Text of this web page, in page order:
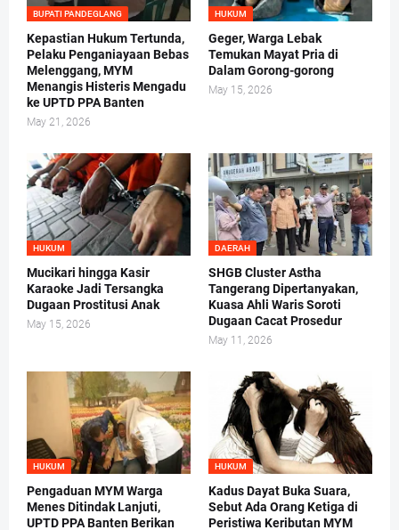
BUPATI PANDEGLANG
Kepastian Hukum Tertunda,
Pelaku Penganiayaan Bebas
Melenggang, MYM
Menangis Histeris Mengadu
ke UPTD PPA Banten
May 21, 2026
HUKUM
Geger, Warga Lebak
Temukan Mayat Pria di
Dalam Gorong-gorong
May 15, 2026
HUKUM
Mucikari hingga Kasir
Karaoke Jadi Tersangka
Dugaan Prostitusi Anak
May 15, 2026
DAERAH
SHGB Cluster Astha
Tangerang Dipertanyakan,
Kuasa Ahli Waris Soroti
Dugaan Cacat Prosedur
May 11, 2026
HUKUM
Pengaduan MYM Warga
Menes Ditindak Lanjuti,
UPTD PPA Banten Berikan
HUKUM
Kadus Dayat Buka Suara,
Sebut Ada Orang Ketiga di
Peristiwa Keributan MYM